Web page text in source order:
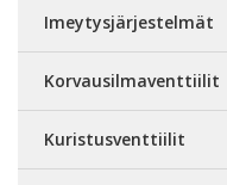
Imeytysjärjestelmät
Korvausilmaventtiilit
Kuristusventtiilit